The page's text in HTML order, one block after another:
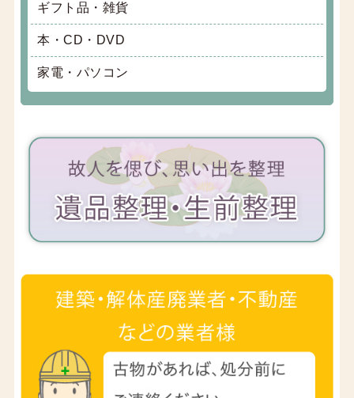
ギフト品・雑貨
本・CD・DVD
家電・パソコン